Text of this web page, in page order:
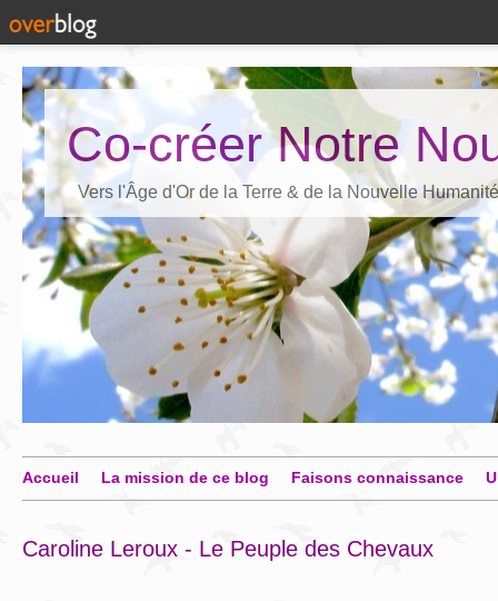
Co-créer Notre
Vers l'Âge d'Or de la Terre & de la Nouvelle Humanité
Accueil La mission de ce blog Faisons connaissance
Caroline Leroux - Le Peuple des Chevaux